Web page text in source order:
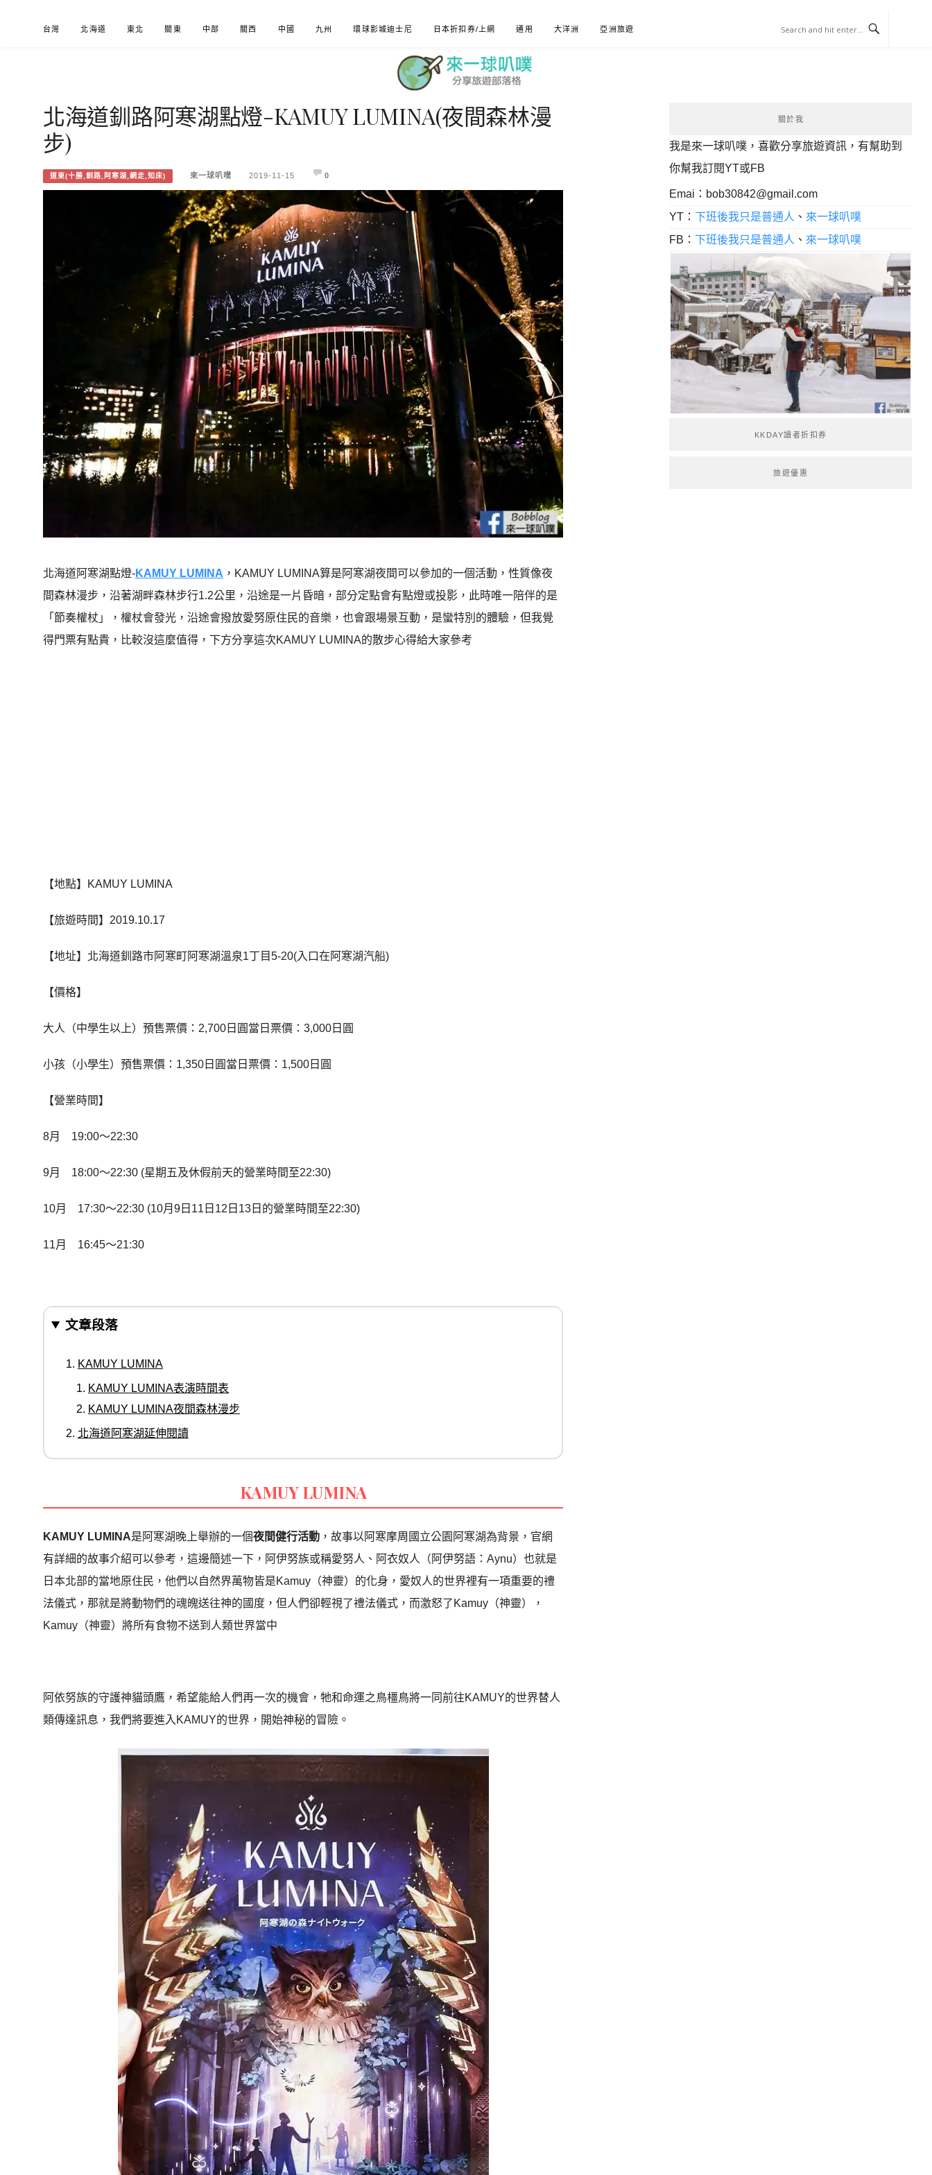
台灣 北海道 東北 關東 中部 關西 中國 九州 環球影城迪士尼 日本折扣券/上網 通用 大洋洲 亞洲旅遊
來一球叭噗
分享日本自助部落格
北海道釧路阿寒湖點燈-KAMUY LUMINA(夜間森林漫
步)
道東(十勝,釧路,阿寒湖,網走,知床) 來一球叭噗 2019-11-15 0
北海道阿寒湖點燈-KAMUY LUMINA ，KAMUY LUMINA算是阿寒湖夜間可以參加的一個活動，性質像夜
間森林漫步，沿著湖畔森林步行1.2公里，沿途是一片昏暗，部分定點會有點燈或投影，此時唯一陪伴的是
「節奏權杖」，權杖會發光，沿途會撥放愛努原住民的音樂，也會跟場景互動，是蠻特別的體驗，但我覺
得門票有點貴，比較沒這麼值得，下方分享這次KAMUY LUMINA的散步心得給大家參考
【地點】KAMUY LUMINA
【旅遊時間】2019.10.17
【地址】北海道釧路市阿寒町阿寒湖溫泉1丁目5-20(入口在阿寒湖汽船)
【價格】
大人（中學生以上）預售票價：2,700日圓 當日票價：3,000日圓
小孩（小學生） 預售票價：1,350日圓當日票價：1,500日圓
【營業時間】
8月 19:00〜22:30
9月 18:00〜22:30 (星期五及休假前天的營業時間至22:30)
10月 17:30〜22:30 (10月9日11日12日13日的營業時間至22:30)
11月 16:45〜21:30
文章段落
KAMUY LUMINA
KAMUY LUMINA表演時間表
KAMUY LUMINA夜間森林漫步
北海道阿寒湖延伸閱讀
KAMUY LUMINA
KAMUY LUMINA是阿寒湖晚上舉辦的一個夜間健行活動 ，故事以阿寒摩周國立公園阿寒湖為背景，官網
有詳細的故事介紹可以參考，這邊簡述一下，阿伊努族或稱愛努人、阿衣奴人（阿伊努語：Aynu）也就是
日本北部的當地原住民，他們以自然界萬物皆是Kamuy（神靈）的化身，愛奴人的世界裡有一項重要的禮
法儀式，那就是將動物們的魂魄送往神的國度，但人們卻輕視了禮法儀式，而激怒了Kamuy（神靈），
Kamuy（神靈）將所有食物不送到人類世界當中
阿依努族的守護神貓頭鷹，希望能給人們再一次的機會，牠和命運之鳥橿鳥將一同前往KAMUY的世界替人
類傳達訊息，我們將要進入KAMUY的世界，開始神秘的冒險。
關於我
我是來一球叭噗，喜歡分享旅遊資訊，有幫助到
你幫我訂閱YT或FB
Emai： bob30842@gmail.com
YT：下班後我只是普通人 、 來一球叭噗
FB：下班後我只是普通人 、 來一球叭噗
KKDAY讀者折扣券
旅遊優惠